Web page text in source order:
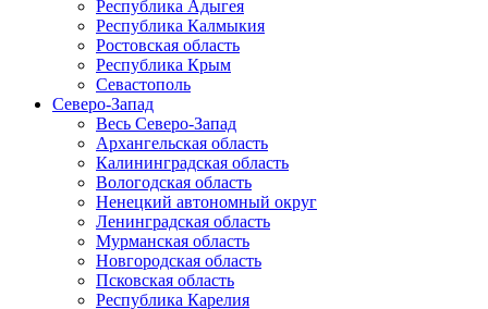
Республика Адыгея
Республика Калмыкия
Ростовская область
Республика Крым
Севастополь
Северо-Запад
Весь Северо-Запад
Архангельская область
Калининградская область
Вологодская область
Ненецкий автономный округ
Ленинградская область
Мурманская область
Новгородская область
Псковская область
Республика Карелия